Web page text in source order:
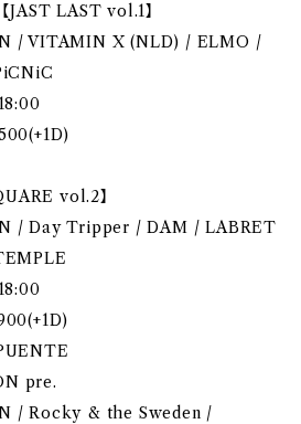
JAST LAST vol.1】
/ VITAMIN X (NLD) / ELMO /
vol.2】
/ Day Tripper / DAM / LABRET
pre.
/ Rocky & the Sweden /